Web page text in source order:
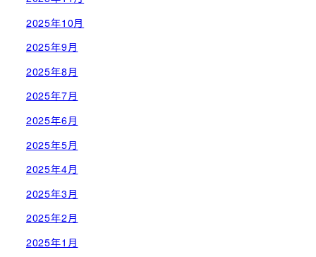
2025年10月
2025年9月
2025年8月
2025年7月
2025年6月
2025年5月
2025年4月
2025年3月
2025年2月
2025年1月